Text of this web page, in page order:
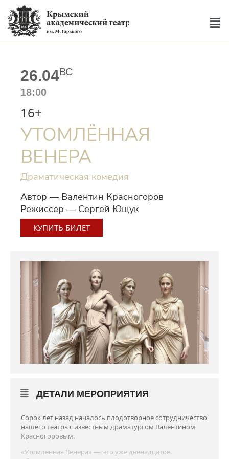
26.04ВС
18:00
16+
КУПИТЬ БИЛЕТ
Автор — Валентин Красногоров
Режиссёр — Сергей Ющук
УТОМЛЁННАЯ
ВЕНЕРА
Драматическая комедия
ДЕТАЛИ МЕРОПРИЯТИЯ
Сорок лет назад началось плодотворное сотрудничество
нашего театра с известным драматургом Валентином
Красногоровым.
«Утомленная Венера» — это уже двенадцатое